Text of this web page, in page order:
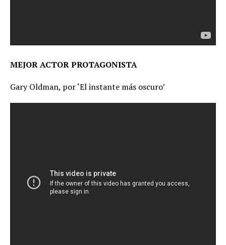
MEJOR ACTOR PROTAGONISTA
Gary Oldman, por ‘El instante más oscuro’